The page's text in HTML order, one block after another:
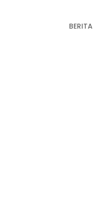
BERITA